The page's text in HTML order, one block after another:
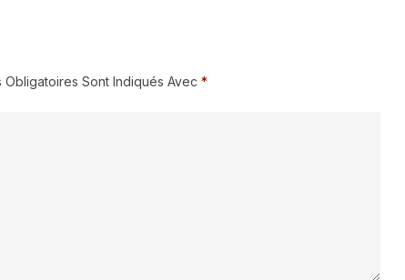
Obligatoires Sont Indiqués Avec *